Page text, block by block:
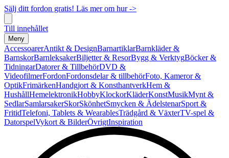
Sälj ditt fordon gratis! Läs mer om hur ->
Till innehållet
Meny
AccessoarerAntikt & DesignBarnartiklarBarnkläder &
BarnskorBarnleksakerBiljetter & ResorBygg & VerktygBöcker &
TidningarDatorer & TillbehörDVD &
VideofilmerFordonFordonsdelar & tillbehörFoto, Kameror &
OptikFrimärkenHandgjort & KonsthantverkHem &
HushållHemelektronikHobbyKlockorKläderKonstMusikMynt &
SedlarSamlarsakerSkorSkönhetSmycken & ÄdelstenarSport &
FritidTelefoni, Tablets & WearablesTrädgård & VäxterTV-spel &
DatorspelVykort & BilderÖvrigtInspiration